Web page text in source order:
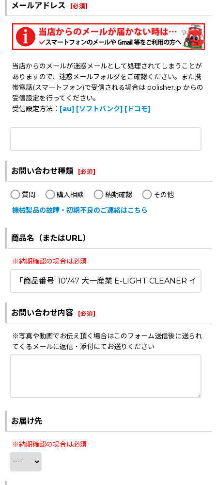
メールアドレス [必須]
当店からのメールが迷惑メールとして処理されてしまうことが
ありますので、迷惑メールフォルダをご確認ください。また携
帯電話(スマートフォン)で受信される場合は polisher.jp からの
受信設定を行ってください。
受信設定方法： [au] [ソフトバンク] [ドコモ]
お問い合わせ種類 [必須]
質問 購入相談 納期確認
その他
機械製品の故障・初期不良のご連絡はこちら
商品名（またはURL）
※納期確認の場合は必須
お問い合わせ内容 [必須]
※写真や動画でお伝え頂く場合はこのフォーム送信後に送られ
てくるメールに返信・添付にてお送りください
お届け先
※納期確認の場合は必須